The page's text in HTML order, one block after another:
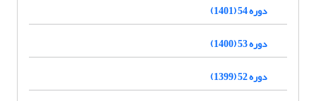
دوره 54 (1401)
دوره 53 (1400)
دوره 52 (1399)